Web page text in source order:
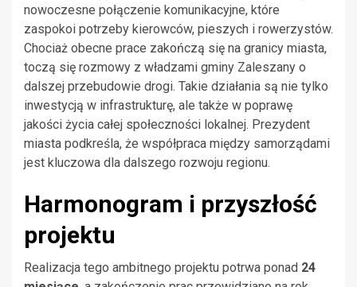
nowoczesne połączenie komunikacyjne, które
zaspokoi potrzeby kierowców, pieszych i rowerzystów.
Chociaż obecne prace zakończą się na granicy miasta,
toczą się rozmowy z władzami gminy Zaleszany o
dalszej przebudowie drogi. Takie działania są nie tylko
inwestycją w infrastrukturę, ale także w poprawę
jakości życia całej społeczności lokalnej. Prezydent
miasta podkreśla, że współpraca między samorządami
jest kluczowa dla dalszego rozwoju regionu.
Harmonogram i przyszłość
projektu
Realizacja tego ambitnego projektu potrwa ponad 24